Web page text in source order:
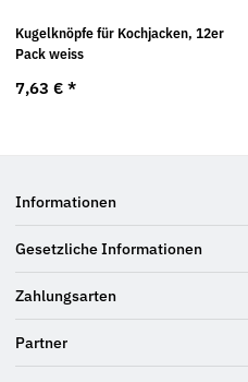
Kugelknöpfe für Kochjacken, 12er
Pack weiss
7,63 € *
Informationen
Gesetzliche Informationen
Zahlungsarten
Partner